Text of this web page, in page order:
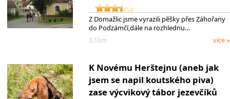
Z Domažlic jsme vyrazili pěšky přes Záhořany
do Podzámčí,dále na rozhlednu…
3.1km
více »
K Novému Herštejnu (aneb jak
jsem se napil koutského piva)
zase výcvikový tábor jezevčíků